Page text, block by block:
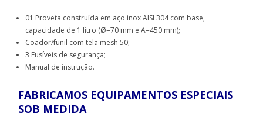
01 Proveta construída em aço inox AISI 304 com base,
capacidade de 1 litro (Ø=70 mm e A=450 mm);
Coador/funil com tela mesh 50;
3 Fusíveis de segurança;
Manual de instrução.
FABRICAMOS EQUIPAMENTOS ESPECIAIS
SOB MEDIDA